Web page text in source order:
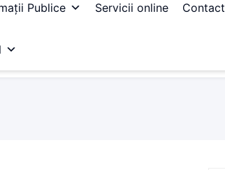
Publice Servicii online Contact